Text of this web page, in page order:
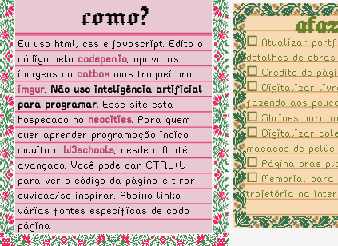
como?
Eu uso html, css e javascript. Edito o
código pelo codepen.io, upava as
imagens no catbox mas troquei pro
imgur. Não uso inteligência artificial
para programar. Esse site esta
hospedado no neocities. Para quem
quer aprender programação indico
muuito o W3schools, desde o 0 até
avançado. Você pode dar CTRL+U
para ver o código da página e tirar
dúvidas/se inspirar. Abaixo linko
várias fontes específicas de cada
página
☐ Atualizar
detalhes de obras
☐ Crédito de
☐ Digitalizar
fazendo aos
☐ Shrines para
☐ Digitalizar
macacos de
☐ Página pras
☐ Memorial para
trajetória na
ao invés da sala